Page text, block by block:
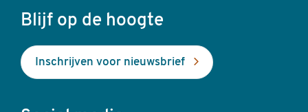
Blijf op de hoogte
Inschrijven voor nieuwsbrief